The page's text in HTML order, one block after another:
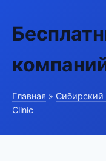
Главная » Сибирский
Clinic